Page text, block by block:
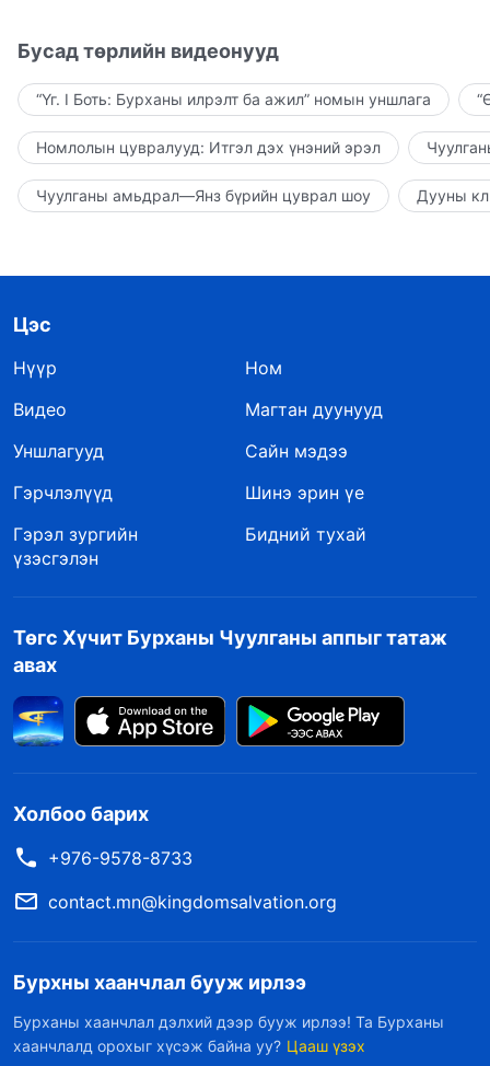
Бусад төрлийн видеонууд
“Үг. I Боть: Бурханы илрэлт ба ажил” номын уншлага
Номлолын цувралууд: Итгэл дэх үнэний эрэл
Чуулганы амьдрал—Янз бүрийн цуврал шоу Дууны
Цэс
Нүүр
Ном
Видео
Магтан дуунууд
Уншлагууд
Сайн мэдээ
Гэрчлэлүүд
Шинэ эрин үе
Гэрэл зургийн
үзэсгэлэн
Бидний тухай
Төгс Хүчит Бурханы Чуулганы аппыг татаж
авах
Холбоо барих
+976-9578-8733
contact.mn@kingdomsalvation.org
Бурхны хаанчлал бууж ирлээ
Бурханы хаанчлал дэлхий дээр бууж ирлээ! Та Бурханы
хаанчлалд орохыг хүсэж байна уу? Цааш үзэх